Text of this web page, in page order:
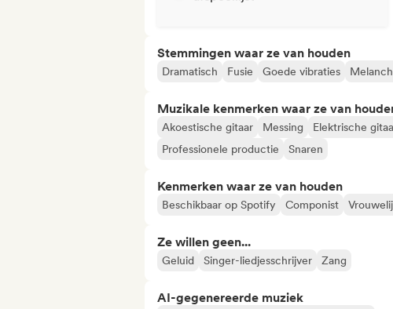
Stemmingen waar ze van houden
Dramatisch Fusie Goede vibraties
Muzikale kenmerken waar ze van
Akoestische gitaar Messing Elektrische
Professionele productie
Snaren
Kenmerken waar ze van houden
Beschikbaar op Spotify Componist
Ze willen geen...
Geluid Singer-liedjesschrijver Zang
AI-gegenereerde muziek